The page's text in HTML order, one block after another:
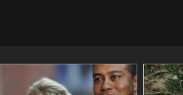
всем этим стоит конфликт между силами
исход.«Принц Хаоса» – десятая,
а результатом тщательно продуманного
Мерлина на трон Хаоса.
Амбера 6-10 - Роджер Желязны"